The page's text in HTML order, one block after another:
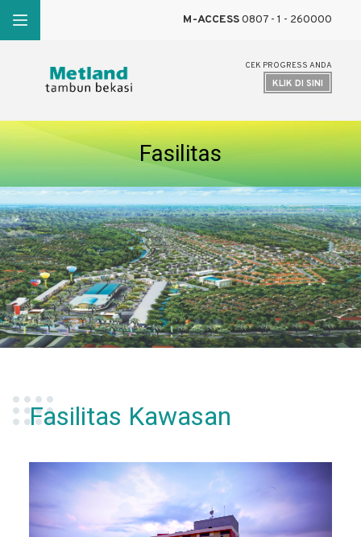
M-ACCESS0807 - 1 - 260000
CEK PROGRESS ANDA
KLIK DI SINI
Fasilitas
Fasilitas Kawasan